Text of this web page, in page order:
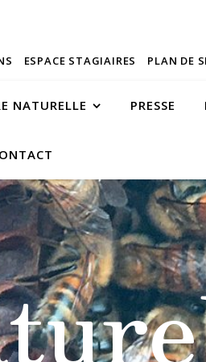
ESPACE STAGIAIRES PLAN DE
NATURELLE PRESSE